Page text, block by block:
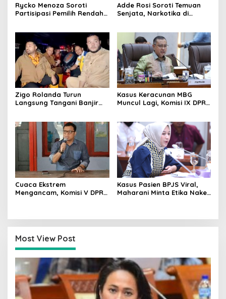
Rycko Menoza Soroti
Partisipasi Pemilih Rendah
Adde Rosi Soroti Temuan
Senjata, Narkotika di
Zigo Rolanda Turun
Langsung Tangani Banjir
Kasus Keracunan MBG
Muncul Lagi, Komisi IX DPR
Cuaca Ekstrem
Mengancam, Komisi V DPR
Kasus Pasien BPJS Viral,
Maharani Minta Etika Nakes
Most View Post